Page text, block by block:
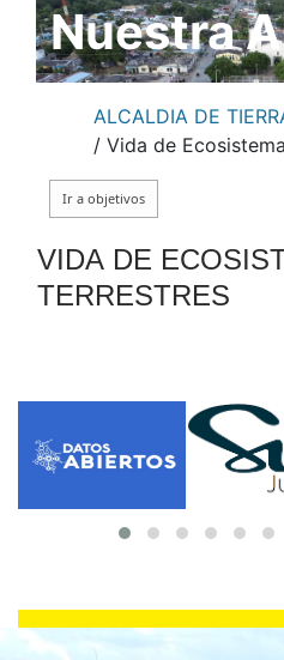
Nuestra
ALCALDIA DE
/ Vida de
​VIDA ​DE
TERRESTRES